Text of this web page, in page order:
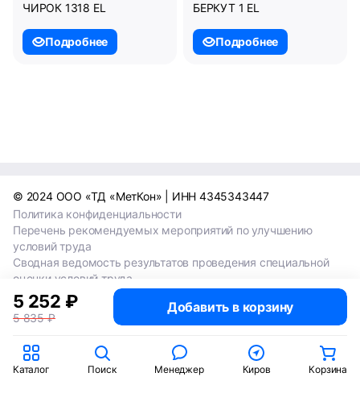
5 252 ₽
5 835 ₽
Добавить в корзину
ЧИРОК 1318 EL
Подробнее
БЕРКУТ 1 EL
Подробнее
© 2024 ООО «ТД «МетКон» | ИНН 4345343447
Политика конфиденциальности
Перечень рекомендуемых мероприятий по улучшению
условий труда
Сводная ведомость результатов проведения специальной
оценки условий труда
Сводная ведомость результатов проведения специальной
оценки условий труда 2024
Сводная ведомость результатов проведения специальной
оценки условий труда 2025
Каталог Поиск Менеджер Киров Корзина